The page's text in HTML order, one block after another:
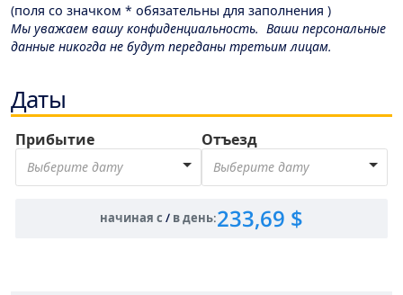
(поля со значком * обязательны для заполнения )
Мы уважаем вашу конфиденциальность. Ваши персональные
данные никогда не будут переданы третьим лицам.
Даты
Прибытие
Выберите дату
Отъезд
Выберите дату
начиная с / в день:233,69 $